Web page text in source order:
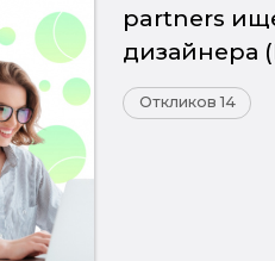
partners
дизайнера
Откликов 14